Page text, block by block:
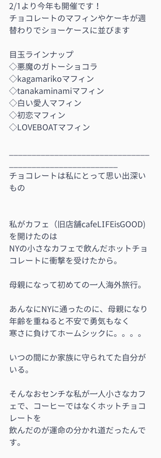
2/1より今年も開催です！
チョコレートのマフィンやケーキが週
替わりでショーケースに並びます
目玉ラインナップ
◇悪魔のガトーショコラ
◇kagamarikoマフィン
◇tanakaminamiマフィン
◇白い愛人マフィン
◇初恋マフィン
◇LOVEBOATマフィン
チョコレートは私にとって思い出深い
もの
私がカフェ（旧店舗cafeLIFEisGOOD)
を開けたのは
NYの小さなカフェで飲んだホットチョ
コレートに衝撃を受けたから。
母親になって初めての一人海外旅行。
あんなにNYに通ったのに、母親になり
年齢を重ねると不安で勇気もなく
寒さに負けてホームシックに。。。。
いつの間にか家族に守られてた自分が
いる。
そんなおセンチな私が一人小さなカフ
ェで、コーヒーではなくホットチョコ
レートを
飲んだのが運命の分かれ道だったんで
す。